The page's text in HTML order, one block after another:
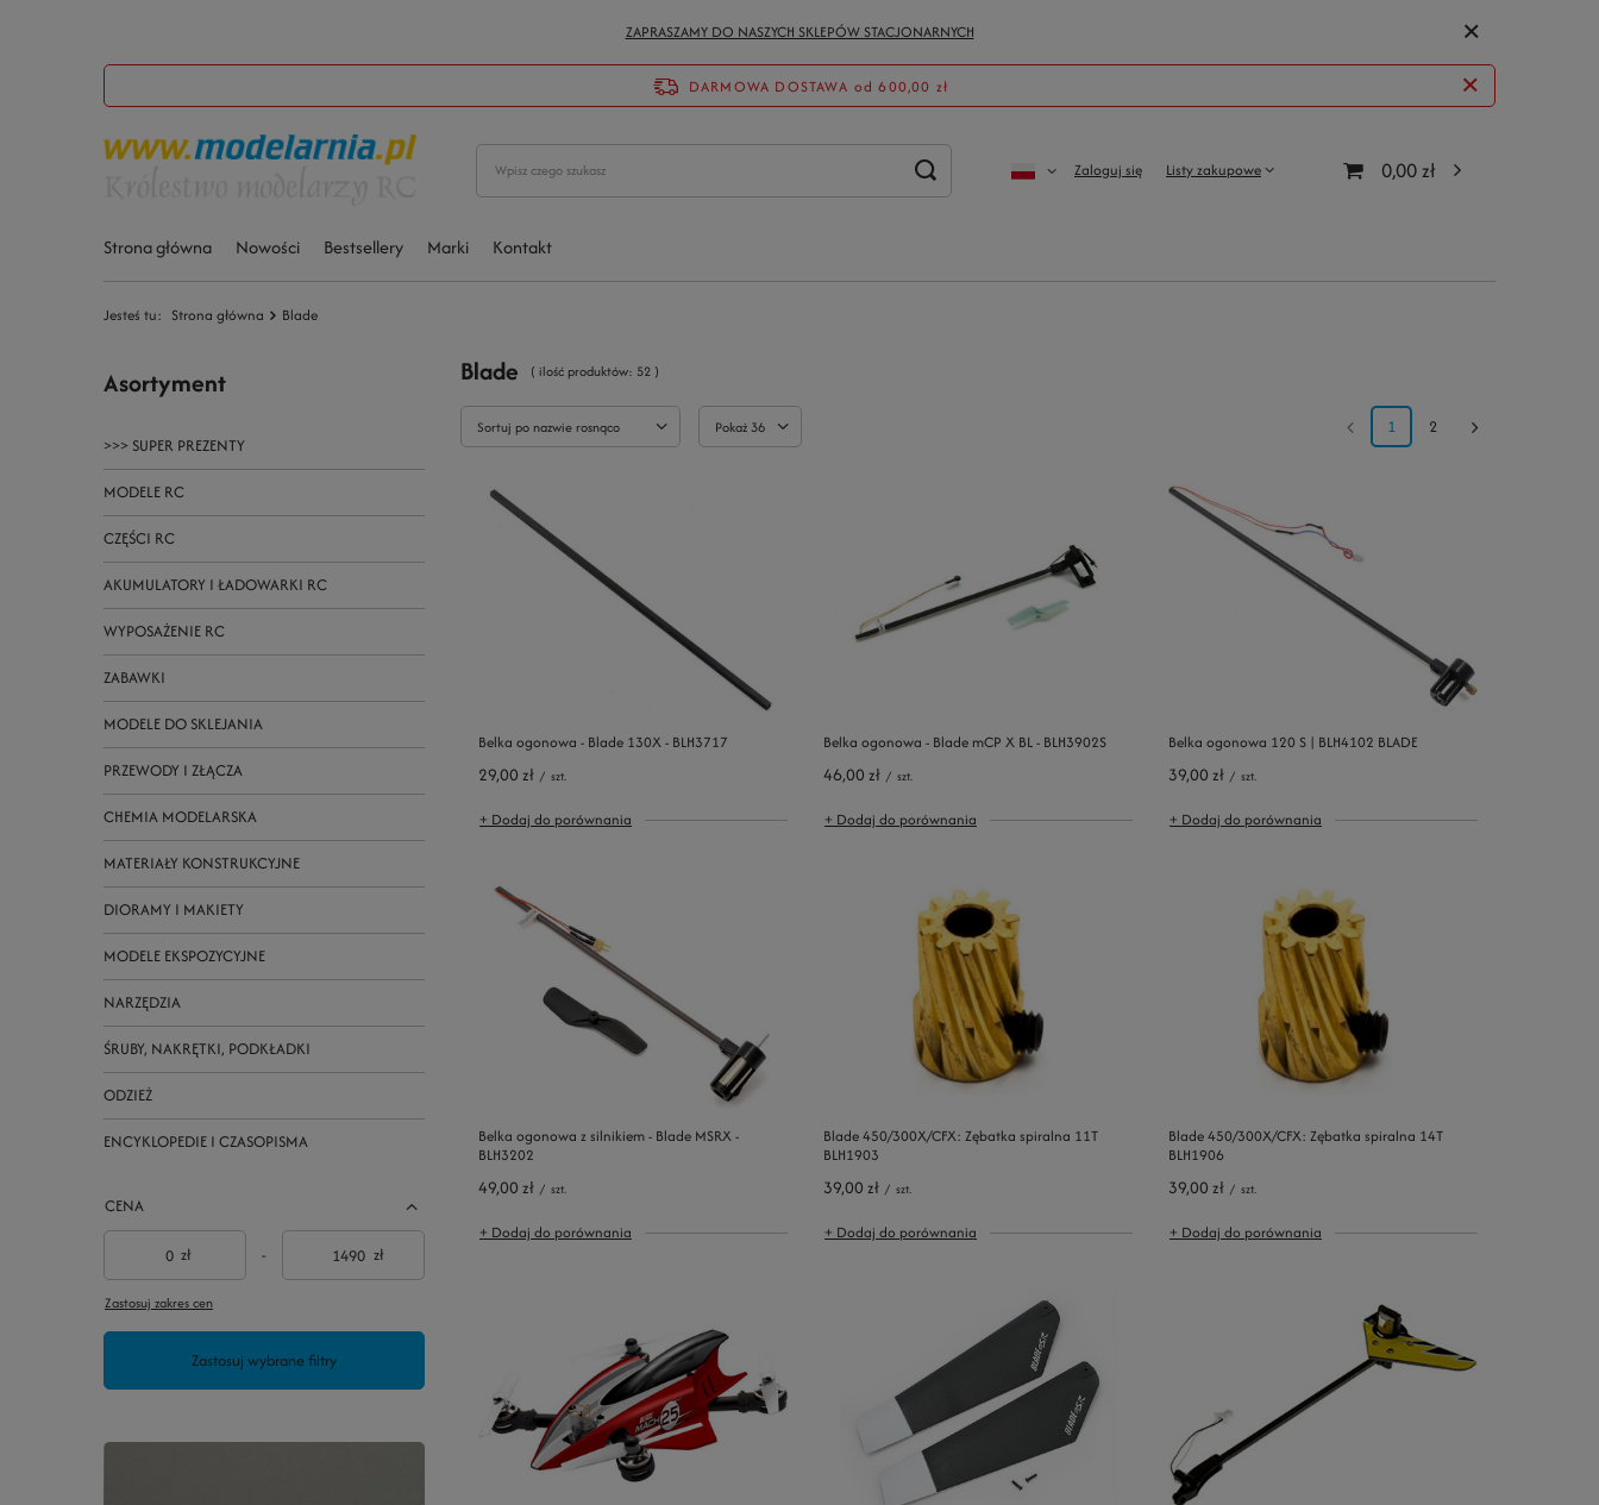
ZAPRASZAMY DO NASZYCH SKLEPÓW STACJONARNYCH
DARMOWA DOSTAWA od 600,00 zł
Zaloguj się Listy zakupowe 0,00 zł
Strona główna Nowości Bestsellery Marki Kontakt
Jesteś tu: Strona główna Blade
Asortyment
>>> SUPER PREZENTY
MODELE RC
CZĘŚCI RC
AKUMULATORY I ŁADOWARKI RC
WYPOSAŻENIE RC
ZABAWKI
MODELE DO SKLEJANIA
PRZEWODY I ZŁĄCZA
CHEMIA MODELARSKA
MATERIAŁY KONSTRUKCYJNE
DIORAMY I MAKIETY
MODELE EKSPOZYCYJNE
NARZĘDZIA
ŚRUBY, NAKRĘTKI, PODKŁADKI
ODZIEŻ
ENCYKLOPEDIE I CZASOPISMA
CENA
zł - zł
Zastosuj zakres cen
Zastosuj wybrane filtry
Blade ( ilość produktów: 52 )
Sortuj po nazwie rosnąco Pokaż 36 1 2
Belka ogonowa - Blade 130X - BLH3717
29,00 zł / szt.
+ Dodaj do porównania
Belka ogonowa - Blade mCP X BL - BLH3902S
46,00 zł / szt.
+ Dodaj do porównania
Belka ogonowa 120 S | BLH4102 BLADE
39,00 zł / szt.
+ Dodaj do porównania
Belka ogonowa z silnikiem - Blade MSRX -
BLH3202
49,00 zł / szt.
+ Dodaj do porównania
Blade 450/300X/CFX: Zębatka spiralna 11T
BLH1903
39,00 zł / szt.
+ Dodaj do porównania
Blade 450/300X/CFX: Zębatka spiralna 14T
BLH1906
39,00 zł / szt.
+ Dodaj do porównania